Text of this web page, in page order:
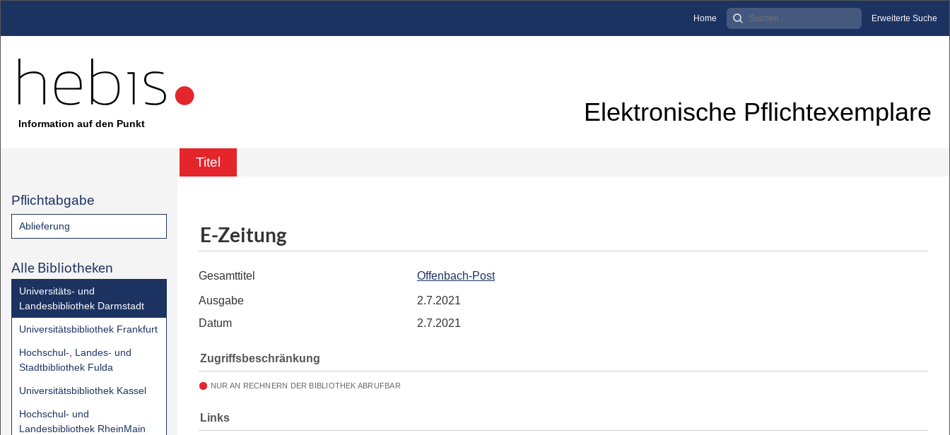
Home Erweiterte Suche
Information auf den Punkt Elektronische Pflichtexemplare
Titel
Pflichtabgabe
Ablieferung
Alle Bibliotheken
Universitäts- und
Landesbibliothek Darmstadt
Universitätsbibliothek Frankfurt
Hochschul-, Landes- und
Stadtbibliothek Fulda
Universitätsbibliothek Kassel
Hochschul- und
Landesbibliothek RheinMain
E-Zeitung
Gesamttitel Offenbach-Post
Ausgabe
2.7.2021
Datum
2.7.2021
Zugriffsbeschränkung
NUR AN RECHNERN DER BIBLIOTHEK ABRUFBAR
Links